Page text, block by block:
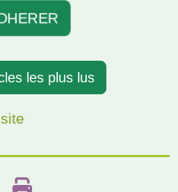
les plus lus